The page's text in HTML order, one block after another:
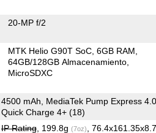
20-MP f/2
MTK Helio G90T SoC 6GB RAM
64GB/128GB Almacenamiento
MicroSDXC
4500 mAh, MediaTek Pump Express
Quick Charge 4+ (18)
IP Rating, 199.8g (7oz)
,